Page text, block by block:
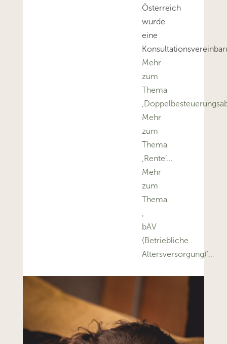
Österreich
wurde
eine
Mehr
zum
Thema
Mehr
zum
Thema
‚Rente’…
Mehr
zum
Thema
‚
bAV
(Betriebliche
Altersversorgung)’…